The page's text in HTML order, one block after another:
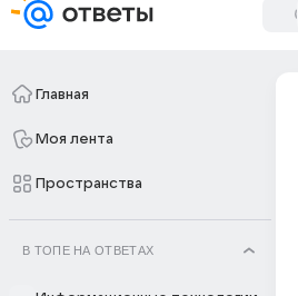
Главная
Моя лента
Пространства
В ТОПЕ НА ОТВЕТАХ